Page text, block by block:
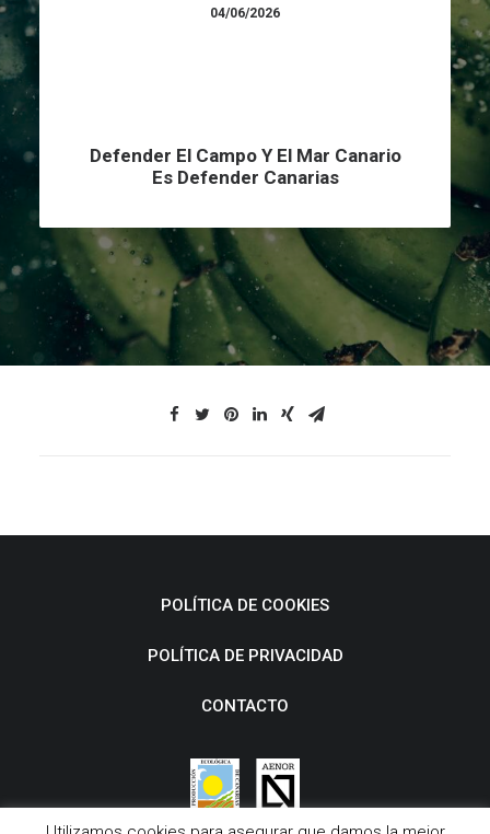
04/06/2026
Defender El Campo Y El Mar Canario
Es Defender Canarias
POLÍTICA DE COOKIES
POLÍTICA DE PRIVACIDAD
CONTACTO